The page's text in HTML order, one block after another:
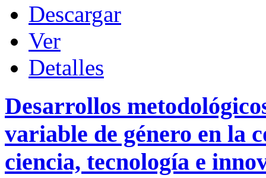
Descargar
Ver
Detalles
Desarrollos
variable de género en la
ciencia, tecnología e